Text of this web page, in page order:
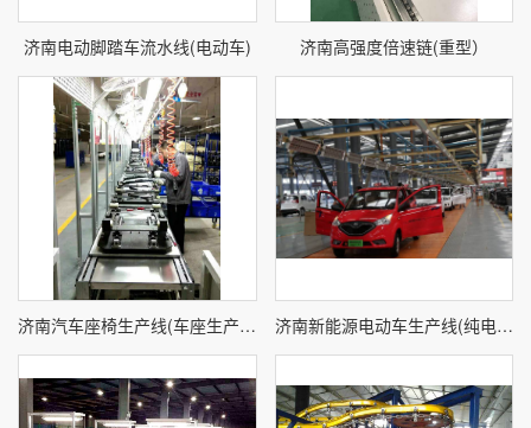
济南电动脚踏车流水线(电动车) 济南高强度倍速链(重型）
济南汽车座椅生产线(车座生产线) 济南新能源电动车生产线(纯电动车装配线)